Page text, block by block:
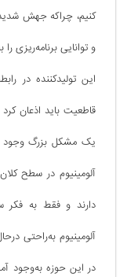
کنیم، چراکه جهش شدید
و توانایی برنامه‌ریزی
این تولیدکننده در
قاطعیت باید اذعان کرد
یک مشکل بزرگ وجود
آلومینیوم در سطح کلان
دارند و فقط به فکر
آلومینیوم به‌‌راحتی
در این حوزه به‌وجود